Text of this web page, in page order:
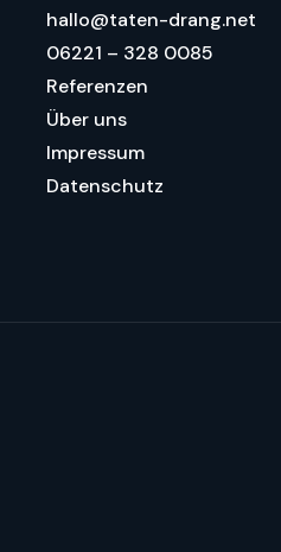
hallo@taten-drang.net
06221 – 328 0085
Referenzen
Über uns
Impressum
Datenschutz